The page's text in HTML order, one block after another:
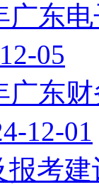
广东
05
广东
12-01
报考建